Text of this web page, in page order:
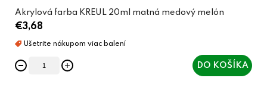
Akrylová farba KREUL 20ml matná medový melón
€3,68
DO KOŠÍKA